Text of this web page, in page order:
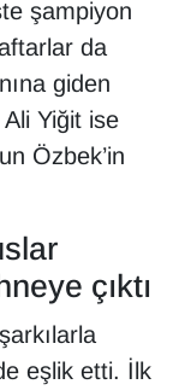
şampiyon
da
giden
Yiğit ise
Özbek’in
çıktı
eşlik etti. İlk